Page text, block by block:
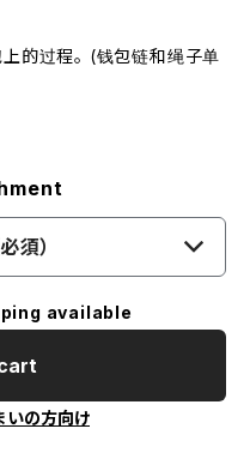
的过程。 (钱包链和绳子单
須）
available
いの方向け